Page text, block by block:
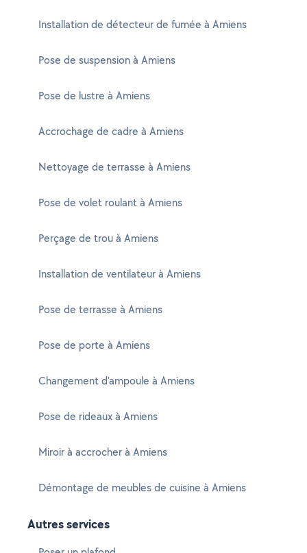
Installation de détecteur de fumée à Amiens
Pose de suspension à Amiens
Pose de lustre à Amiens
Accrochage de cadre à Amiens
Nettoyage de terrasse à Amiens
Pose de volet roulant à Amiens
Perçage de trou à Amiens
Installation de ventilateur à Amiens
Pose de terrasse à Amiens
Pose de porte à Amiens
Changement d'ampoule à Amiens
Pose de rideaux à Amiens
Miroir à accrocher à Amiens
Démontage de meubles de cuisine à Amiens
Autres services